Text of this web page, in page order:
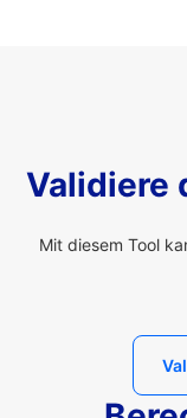
Validiere
Mit diesem Tool